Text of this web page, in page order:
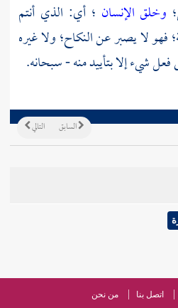
وخلق الإنسان ؛ أي: الذي أنتم
فهو لا يصبر عن النكاح؛ ولا غيره
شيء إلا بتأييد منه - سبحانه.
التالي السابق
اتصل بنا من نحن